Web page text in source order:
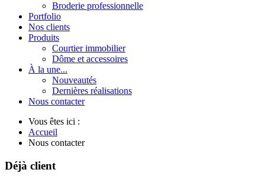
Broderie professionnelle
Portfolio
Nos clients
Produits
Courtier immobilier
Dôme et accessoires
À la une...
Nouveautés
Dernières réalisations
Nous contacter
Vous êtes ici :
Accueil
Nous contacter
Déjà client